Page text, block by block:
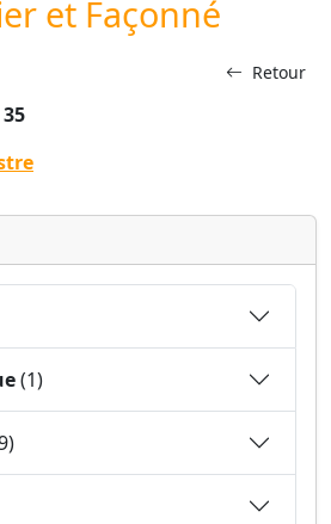
et Façonné
Retour
35
(1)